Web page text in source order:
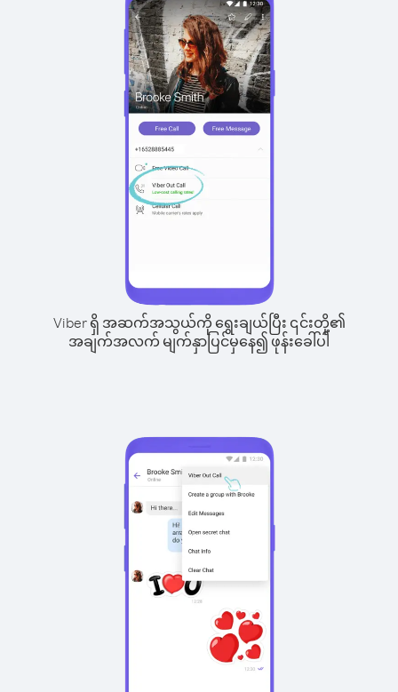
Viber ရှိ အဆက်အသွယ်ကို ရွေးချယ်ပြီး ၎င်းတို့၏
အချက်အလက် မျက်နှာပြင်မှနေ၍ ဖုန်းခေါ်ပါ